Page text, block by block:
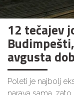
12 tečajev
avgusta
Poleti je najbolj